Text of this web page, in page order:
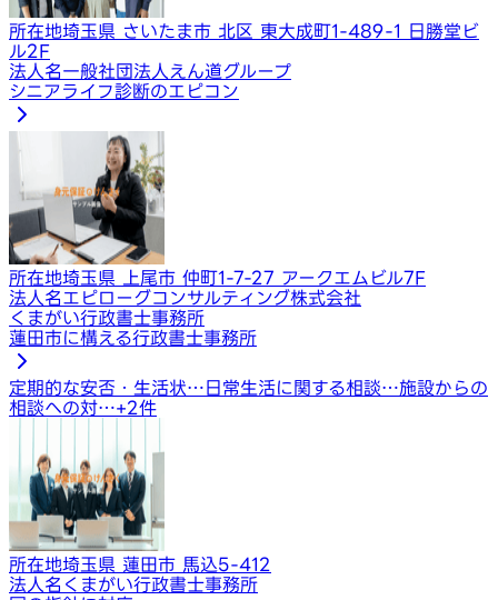
所在地埼玉県 さいたま市 北区 東大成町1-489-1 日勝堂ビ
ル2F
法人名一般社団法人えん道グループ
シニアライフ診断のエピコン
所在地埼玉県 上尾市 仲町1-7-27 アークエムビル7F
法人名エピローグコンサルティング株式会社
くまがい行政書士事務所
蓮田市に構える行政書士事務所
定期的な安否・生活状…日常生活に関する相談…施設からの
相談への対…+2件
所在地埼玉県 蓮田市 馬込5-412
法人名 くまがい行政書士事務所